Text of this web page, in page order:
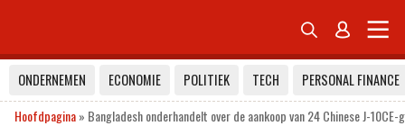
 
ONDERNEMEN ECONOMIE POLITIEK TECH
PERSONAL FINANCE
Hoofdpagina» Bangladesh onderhandelt over de aankoop van 24 Chinese J-